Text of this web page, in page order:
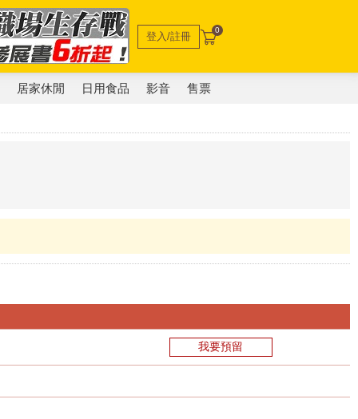
登入/註冊 0
居家休閒 日用食品 影音 售票
我要預留